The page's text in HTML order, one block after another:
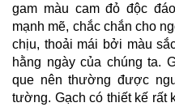
gam màu cam đỏ độc
mạnh mẽ, chắc chắn cho
chịu, thoải mái bởi màu
hằng ngày của chúng ta.
que nên thường được
tường. Gạch có thiết kế rất